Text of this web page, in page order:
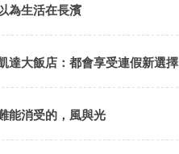
你
為生活在長濱
達大飯店：都會享受連假新選擇
能消受的，風與光